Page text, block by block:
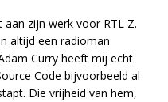
zijn werk voor RTL Z.
altijd een radioman
Curry heeft mij echt
Code bijvoorbeeld al
Die vrijheid van hem,